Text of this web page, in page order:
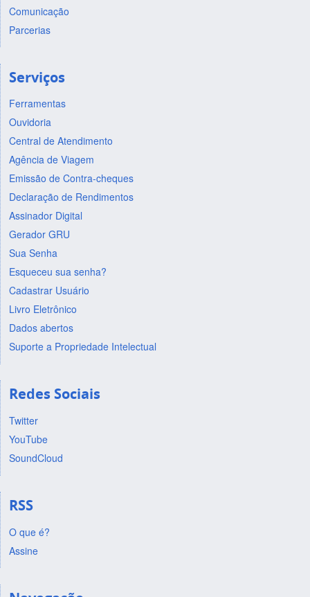
Comunicação
Parcerias
Serviços
Ferramentas
Ouvidoria
Central de Atendimento
Agência de Viagem
Emissão de Contra-cheques
Declaração de Rendimentos
Assinador Digital
Gerador GRU
Sua Senha
Esqueceu sua senha?
Cadastrar Usuário
Livro Eletrônico
Dados abertos
Suporte a Propriedade Intelectual
Redes Sociais
Twitter
YouTube
SoundCloud
RSS
O que é?
Assine